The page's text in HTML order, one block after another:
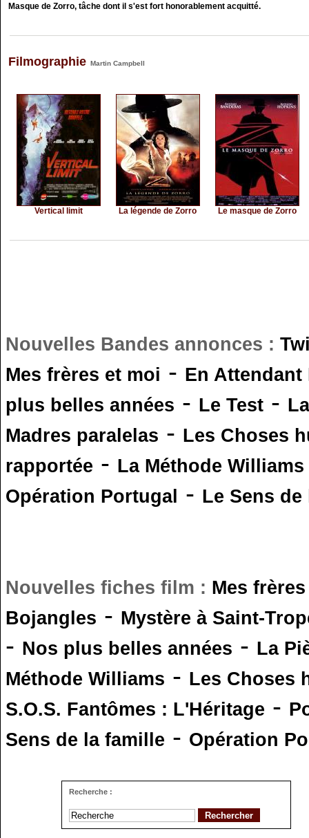
Masque de Zorro, tâche dont il s'est fort honorablement acquitté.
Filmographie Martin Campbell
Vertical limit La légende de Zorro Le masque de Zorro
Nouvelles Bandes annonces :
Mes frères et moi - En
plus belles années - Le Test -
Madres paralelas - Les Choses
rapportée - La Méthode Williams
Opération Portugal - Le Sens
Nouvelles fiches film : Mes
Bojangles - Mystère à Saint-
- Nos plus belles années - La
Méthode Williams - Les Choses
S.O.S. Fantômes : L'Héritage -
Sens de la famille - Opération
Recherche :